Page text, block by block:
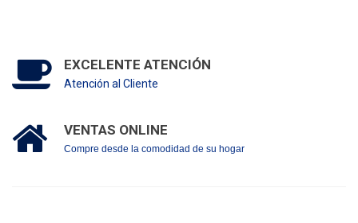
EXCELENTE ATENCIÓN
Atención al Cliente
VENTAS ONLINE
Compre desde la comodidad de su hogar